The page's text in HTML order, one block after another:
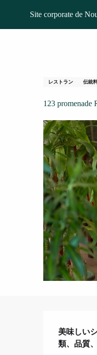
contenu
Site corporate de
ホームページ
レストラン 伝統
123 promenade
説明
美味しい
類、品質